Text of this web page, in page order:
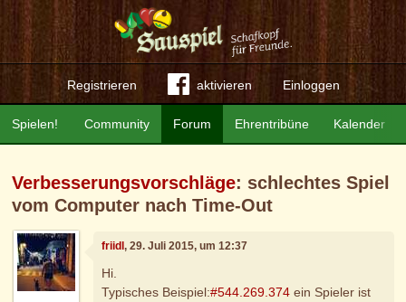
Registrieren aktivieren Einloggen
Community Forum Ehrentribüne Kalender
Spielen!
Verbesserungsvorschläge: schlechtes Spiel
vom Computer nach Time-Out
friidl, 29. Juli 2015, um 12:37
Hi.
Typisches Beispiel:#544.269.374 ein Spieler ist